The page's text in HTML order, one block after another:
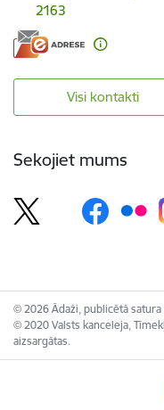
2163
Visi kontakti
Sekojiet mums
© 2026 Ādaži, publicētā
© 2020 Valsts kanceleja,
aizsargātas.